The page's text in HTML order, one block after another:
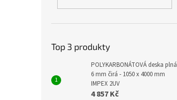
Top 3 produkty
POLYKARBONÁTOVÁ deska plná
6 mm čirá - 1050 x 4000 mm
IMPEX 2UV
4 857 Kč